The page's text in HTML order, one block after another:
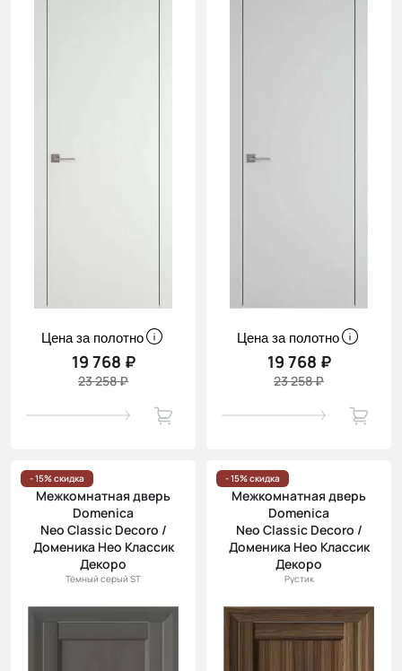
Цена за полотно
19 768 ₽
23 258 ₽
Цена за полотно
19 768 ₽
23 258 ₽
- 15% скидка
Межкомнатная дверь
Domenica
Neo Classic Decoro /
Доменика Нео Классик
Декоро
Тёмный серый ST
- 15% скидка
Межкомнатная дверь
Domenica
Neo Classic Decoro /
Доменика Нео Классик
Декоро
Рустик